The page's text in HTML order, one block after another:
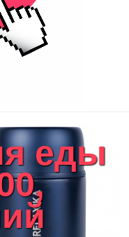
еды